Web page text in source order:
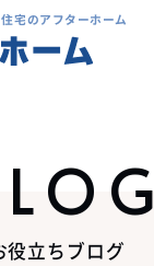
宅のアフターホーム
BLOG
役立ちブログ